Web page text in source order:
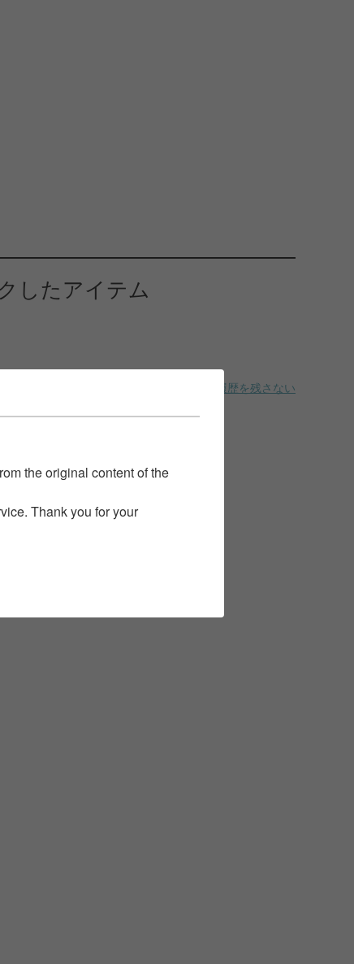
したアイテム
履歴を残さない
the original content of the
Thank you for your